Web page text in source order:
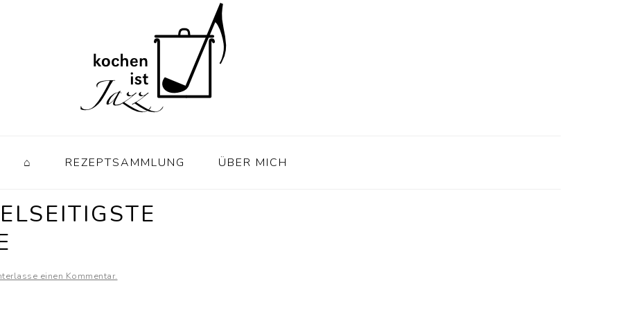
⌂ REZEPTSAMMLUNG ÜBER MICH
einen Kommentar.